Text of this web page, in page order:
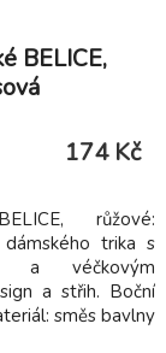
BELICE,
174 Kč
růžové:
trika s
a véčkovým
a střih. Boční
směs bavlny
200g/m2 Tabulka